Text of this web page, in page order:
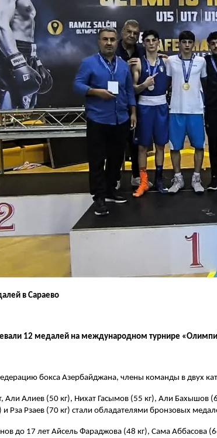
в Сараево
12 медалей на международном турнире
бокса Азербайджана, члены команды в двух
Али Алиев (50 кг), Нихат Гасымов (55 кг), Али Бахышов
Рза Рзаев (70 кг) стали обладателями бронзовых
до 17 лет Айсель Фараджова (48 кг), Сама